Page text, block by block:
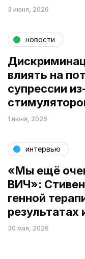
3 июня, 2026
новости
влиять на
супрессии
1 июня, 2026
интервью
«Мы ещё
ВИЧ»:
генной
результатах
30 мая, 2026